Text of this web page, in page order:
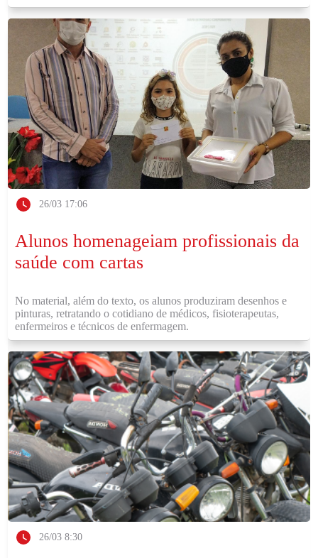
26/03 17:06
Alunos homenageiam profissionais da
saúde com cartas
No material, além do texto, os alunos produziram desenhos e
pinturas, retratando o cotidiano de médicos, fisioterapeutas,
enfermeiros e técnicos de enfermagem.
26/03 8:30